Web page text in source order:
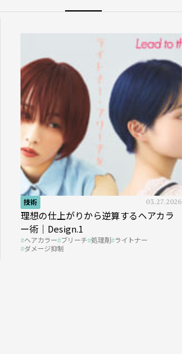
技術 03.27.2026
理想の仕上がりから逆算するヘアカラ
ー術｜Design.1
ヘアカラー ブリーチ 処理剤 ライトナー
ダメージ抑制